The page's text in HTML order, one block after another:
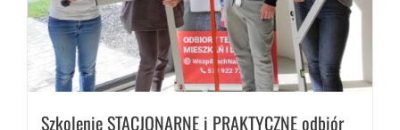
Szkolenie STACJONARNE i PRAKTYCZNE odbiór